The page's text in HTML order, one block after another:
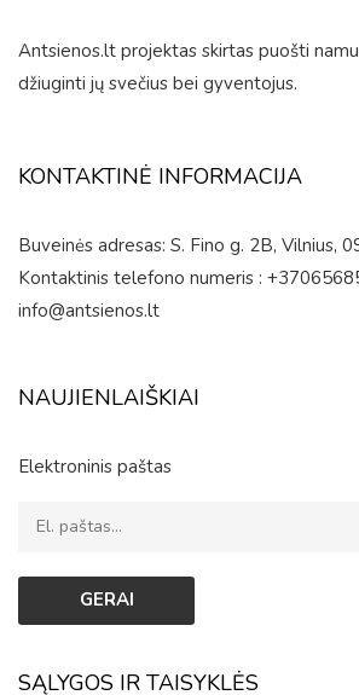
Antsienos.lt projektas skirtas puošti
džiuginti jų svečius bei gyventojus.
KONTAKTINĖ INFORMACIJA
Buveinės adresas: S. Fino g. 2B, Vilnius,
Kontaktinis telefono numeris :
info@antsienos.lt
NAUJIENLAIŠKIAI
Elektroninis paštas
SĄLYGOS IR TAISYKLĖS